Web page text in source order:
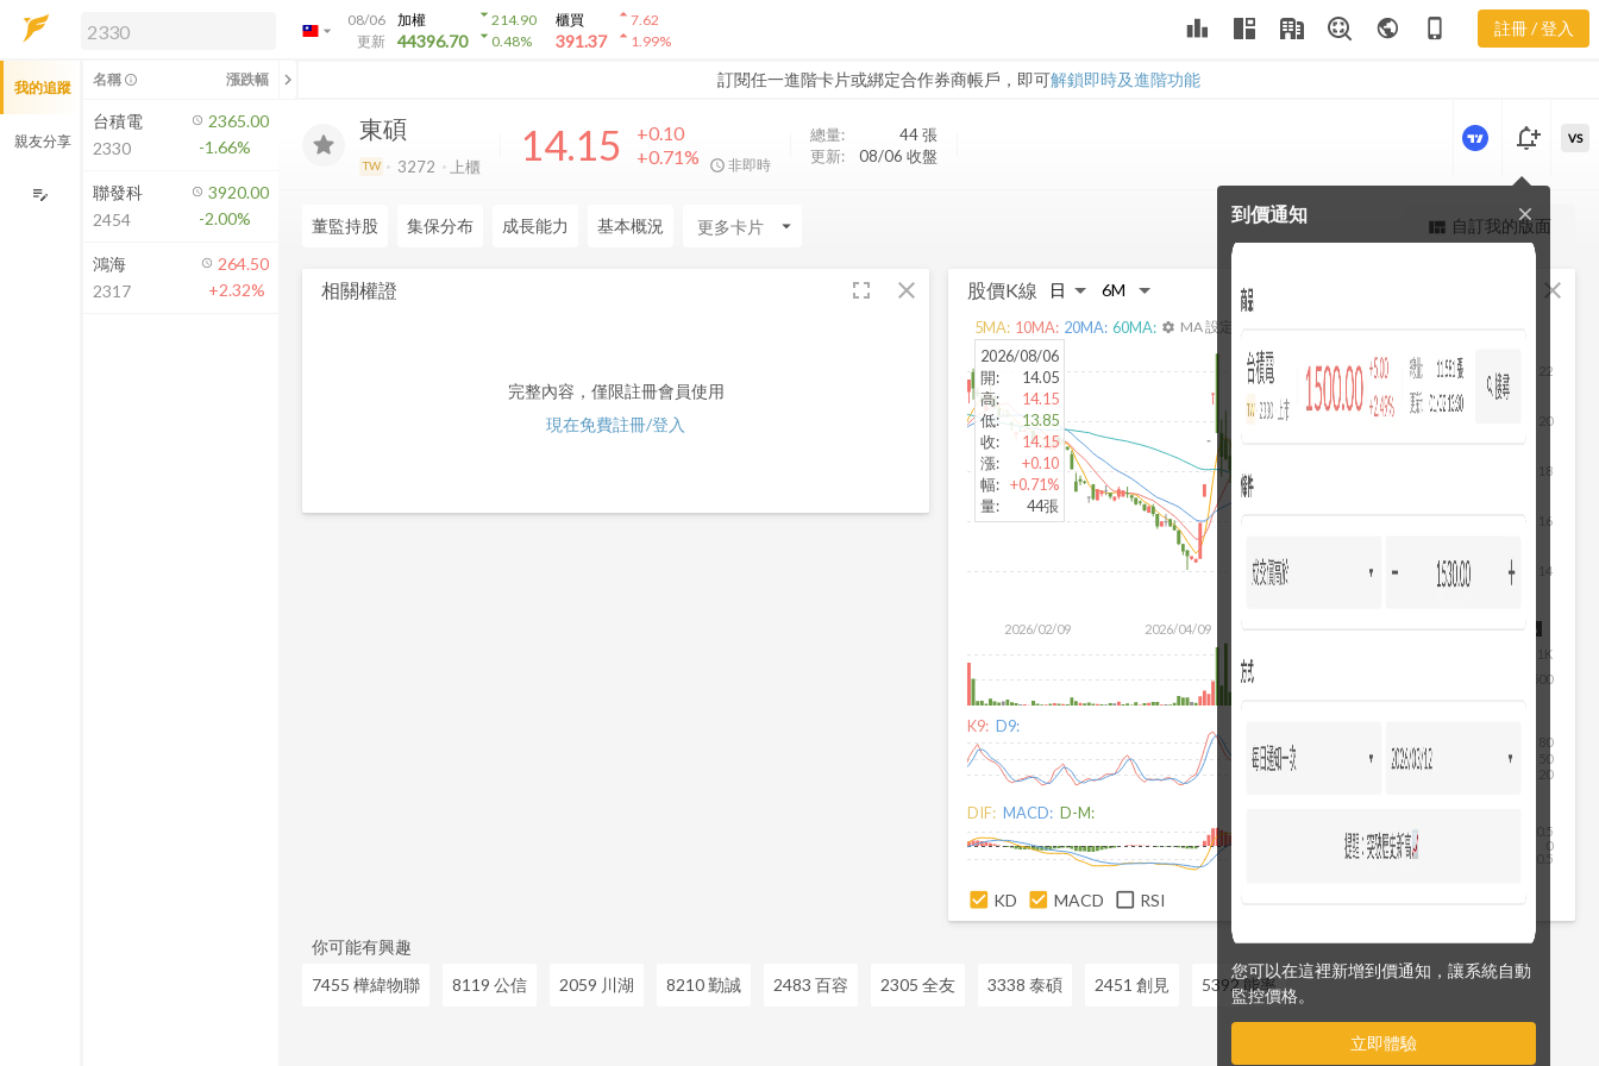
arrow_drop_down
08/06
更新
加權
44396.70
arrow_drop_down214.90
arrow_drop_down0.48%
櫃買
391.37
arrow_drop_up7.62
arrow_drop_up1.99% leaderboard public phone_iphone 註冊 / 登入
訂閱任一進階卡片或綁定合作券商帳戶，即可解鎖即時及進階功能
解鎖即時行情及進階功能
方案」，即可解鎖以下功能：
即時行情
即時市況與排行
成交金額熱力圖
前往方案訂閱
如何綁定合作券商
證
東碩
TW 3272 上櫃 14.15
+0.10
+0.71%
非即時
總量: 44張
更新:
08/06 收盤
更強大的進階價量圖表
notification_add
到價通知
您可以在這裡新增到價通知，讓系統自動
監控價格。
立即體驗
close
VS
董監持股 集保分布 成長能力 基本概況 arrow_drop_down view_quilt 自訂我的版面
相關權證 fullscreen close
完整內容，僅限註冊會員使用
現在免費註冊/登入
股價K線 close
2026/02/09 2026/04/09
14
16
18
20
22
2026/08/06
500
1K
2026/08/06
開:
14.05
高:
14.15
低:
13.85
收:
14.15
漲:
+0.10
幅: +0.71%
量: 44張
5MA: 10MA: 20MA: 60MA: settings MA 設定
K9: D9:
20
50
80
DIF: MACD: D-M:
-0.5
0
0.5
KD MACD RSI
你可能有興趣
7455 樺緯物聯
8119 公信 2059 川湖 8210 勤誠 2483 百容 2305 全友 3338 泰碩 2451 創見 5392 能率
我的追蹤
親友分享
edit_note
名稱 info_outline 漲跌幅 chevron_left
台積電
2330
2365.00
-1.66%
聯發科
2454
3920.00
-2.00%
鴻海
2317
264.50
+2.32%